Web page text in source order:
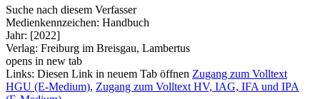
Suche nach diesem Verfasser
Medienkennzeichen: Handbuch
Jahr: [2022]
Verlag: Freiburg im Breisgau, Lambertus
opens in new tab
Links: Diesen Link in neuem Tab öffnen Zugang zum Volltext
HGU (E-Medium), Zugang zum Volltext HV, IAG, IFA und IPA